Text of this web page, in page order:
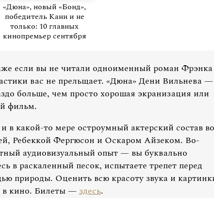
«Дюна», новый «Бонд»,
победитель Канн и не
только: 10 главных
кинопремьер сентября
если вы не читали одноименный роман Фрэнка
вас не прельщает. «Дюна» Дени Вильнева —
больше, чем просто хорошая экранизация или
фильм.
в какой-то мере остроумный актерский состав во
Ребеккой Фергюсон и Оскаром Айзеком. Во-
аудиовизуальный опыт — вы буквально
в раскаленный песок, испытаете трепет перед
природы. Оценить всю красоту звука и
в кино. Билеты —здесь.